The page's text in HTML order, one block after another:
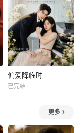
偏爱降临时
已完结
更多